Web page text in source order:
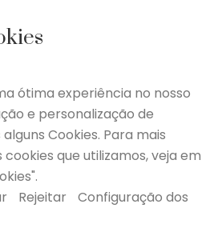
ótima experiência no nosso
e personalização de
Cookies. Para mais
que utilizamos, veja em
Rejeitar
Configuração dos